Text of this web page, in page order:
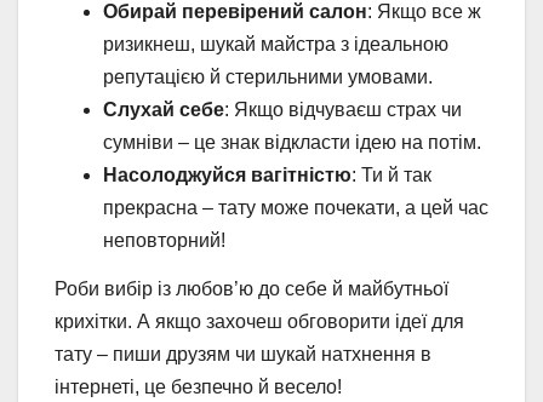
Обирай перевірений салон: Якщо все ж
ризикнеш, шукай майстра з ідеальною
репутацією й стерильними умовами.
Слухай себе: Якщо відчуваєш страх чи
сумніви – це знак відкласти ідею на потім.
Насолоджуйся вагітністю: Ти й так
прекрасна – тату може почекати, а цей час
неповторний!
Роби вибір із любов’ю до себе й майбутньої
крихітки. А якщо захочеш обговорити ідеї для
тату – пиши друзям чи шукай натхнення в
інтернеті, це безпечно й весело!